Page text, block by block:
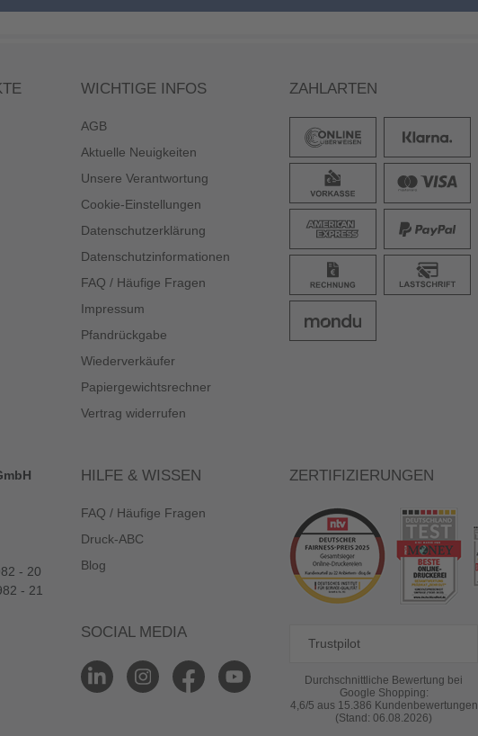
WICHTIGE INFOS
AGB
Aktuelle Neuigkeiten
Unsere Verantwortung
Cookie-Einstellungen
Datenschutzerklärung
Datenschutzinformationen
FAQ / Häufige Fragen
Impressum
Pfandrückgabe
Wiederverkäufer
Papiergewichtsrechner
Vertrag widerrufen
ZAHLARTEN
- 20
- 21
HILFE & WISSEN
FAQ / Häufige Fragen
Druck-ABC
Blog
SOCIAL MEDIA
ZERTIFIZIERUNGEN
Trustpilot
Durchschnittliche Bewertung bei
Google Shopping:
4,6/5 aus 15.386 Kundenbewertungen
(Stand: 06.08.2026)